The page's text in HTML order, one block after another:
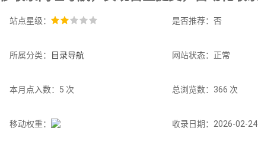
站点星级： 是否推荐：否
所属分类： 目录导航 网站状态：正常
本月点入数：5 次 总浏览数：366 次
移动权重： 收录日期：2026-02-24